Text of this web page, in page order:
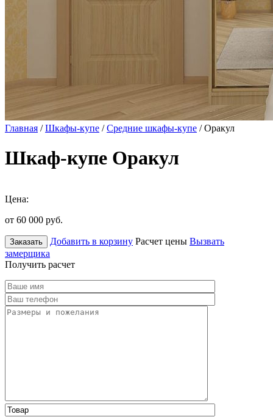
Главная /Шкафы-купе /Средние шкафы-купе / Оракул
Шкаф-купе Оракул
Цена:
от 60 000 руб.
Заказать Добавить в корзину Расчет цены Вызвать
замерщика
Получить расчет